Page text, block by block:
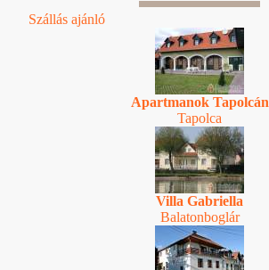
Szállás ajánló
Apartmanok Tapolcán
Tapolca
Villa Gabriella
Balatonboglár